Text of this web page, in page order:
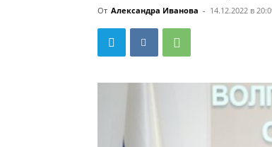
От Александра Иванова - 14.12.2022 в